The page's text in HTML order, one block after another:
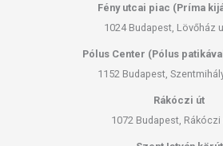
Fény utcai piac (Príma
1024 Budapest, Lövőház
Pólus Center (Pólus
1152 Budapest,
Rákóczi út
1072 Budapest, Rákóczi